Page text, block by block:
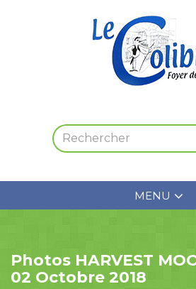
MENU
Photos HARVEST
02 Octobre 2018